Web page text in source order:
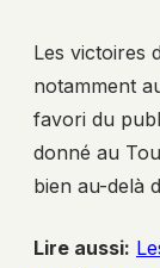
Les victoires
notamment
favori du
donné au
bien au-delà
Lire aussi: